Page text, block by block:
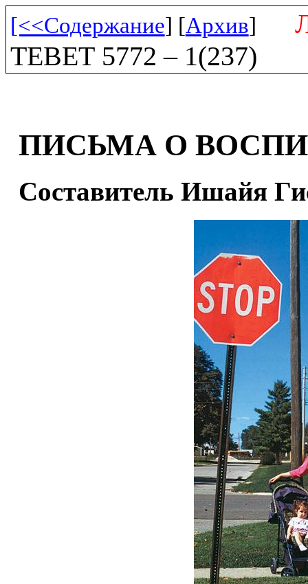
[<<Содержание] [Архив]
ТЕВЕТ 5772 – 1(237)
ПИСЬМА О
Составитель Ишайя